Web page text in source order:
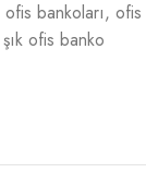
ofis bankoları, ofis
şık ofis banko